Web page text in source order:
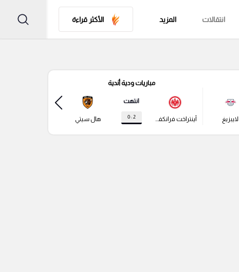
انتقالات المزيد الأكثر قراءة
لايبزيغ
مباريات ودية أندية
آينتراخت فرانكفورت
انتهت
2 : 0 هال سيتي